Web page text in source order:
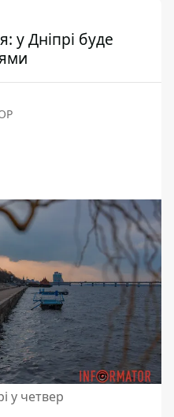
у Дніпрі буде
у четвер